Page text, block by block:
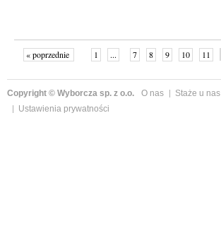
« poprzednie 1 ... 7 8 9 10 11
Copyright © Wyborcza sp. z o.o. O nas Staże u nas
Ustawienia prywatności